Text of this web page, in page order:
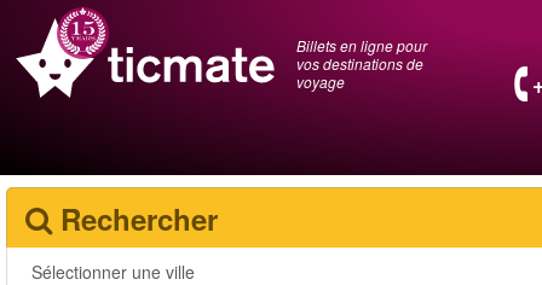
Billets en ligne pour
vos destinations de
voyage
Rechercher
Sélectionner une ville